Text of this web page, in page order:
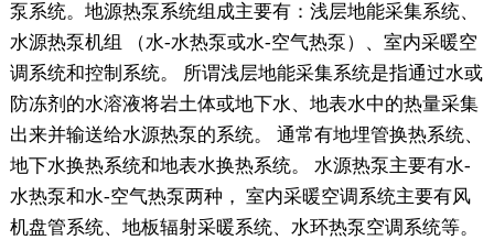
泵系统。地源热泵系统组成主要有：浅层地能采集系统、
水源热泵机组 （水-水热泵或水-空气热泵）、室内采暖空
调系统和控制系统。 所谓浅层地能采集系统是指通过水或
防冻剂的水溶液将岩土体或地下水、地表水中的热量采集
出来并输送给水源热泵的系统。 通常有地埋管换热系统、
地下水换热系统和地表水换热系统。 水源热泵主要有水-
水热泵和水-空气热泵两种， 室内采暖空调系统主要有风
机盘管系统、地板辐射采暖系统、水环热泵空调系统等。